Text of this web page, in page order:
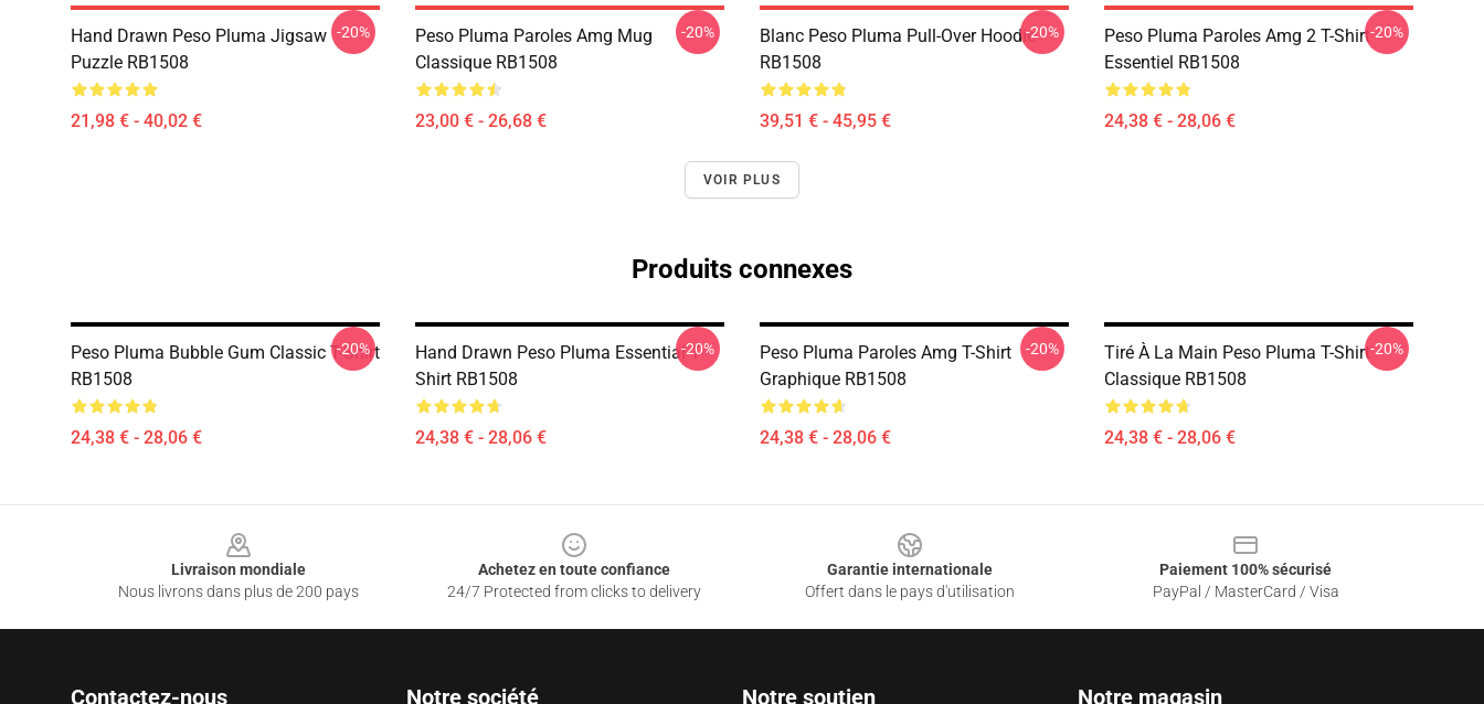
Hand Drawn Peso Pluma Jigsaw
Puzzle RB1508
21,98 € - 40,02 €
-20%
Peso Pluma Paroles Amg Mug
Classique RB1508
23,00 € - 26,68 €
-20%
Blanc Peso Pluma Pull-Over Hoodie
RB1508
39,51 € - 45,95 €
-20%
Peso Pluma Paroles Amg 2 T-Shirt
Essentiel RB1508
24,38 € - 28,06 €
-20%
VOIR PLUS
Produits connexes
Peso Pluma Bubble Gum Classic T-Shirt
RB1508
24,38 € - 28,06 €
-20%
Hand Drawn Peso Pluma Essential T-
Shirt RB1508
24,38 € - 28,06 €
-20%
Peso Pluma Paroles Amg T-Shirt
Graphique RB1508
24,38 € - 28,06 €
-20%
Tiré À La Main Peso Pluma T-Shirt
Classique RB1508
24,38 € - 28,06 €
-20%
Livraison mondiale
Nous livrons dans plus de 200 pays
Achetez en toute confiance
24/7 Protected from clicks to delivery
Garantie internationale
Offert dans le pays d'utilisation
Paiement 100% sécurisé
PayPal / MasterCard / Visa
Contactez-nous Notre société Notre soutien Notre magasin